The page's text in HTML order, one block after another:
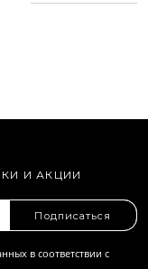
И АКЦИИ
Подписаться
в соответствии с